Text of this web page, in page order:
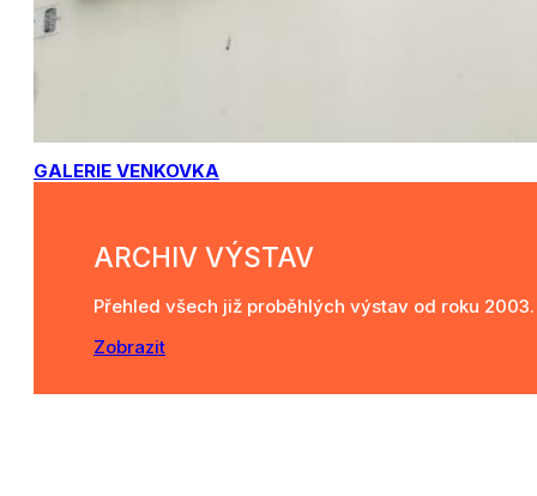
GALERIE VENKOVKA
ARCHIV VÝSTAV
Přehled všech již proběhlých výstav od roku
Zobrazit